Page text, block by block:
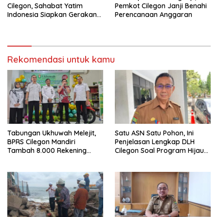
Cilegon, Sahabat Yatim
Indonesia Siapkan Gerakan
Pemkot Cilegon Janji Benahi
Perencanaan Anggaran
Rekomendasi untuk kamu
Tabungan Ukhuwah Melejit,
BPRS Cilegon Mandiri
Tambah 8.000 Rekening
Satu ASN Satu Pohon, Ini
Penjelasan Lengkap DLH
Cilegon Soal Program Hijau